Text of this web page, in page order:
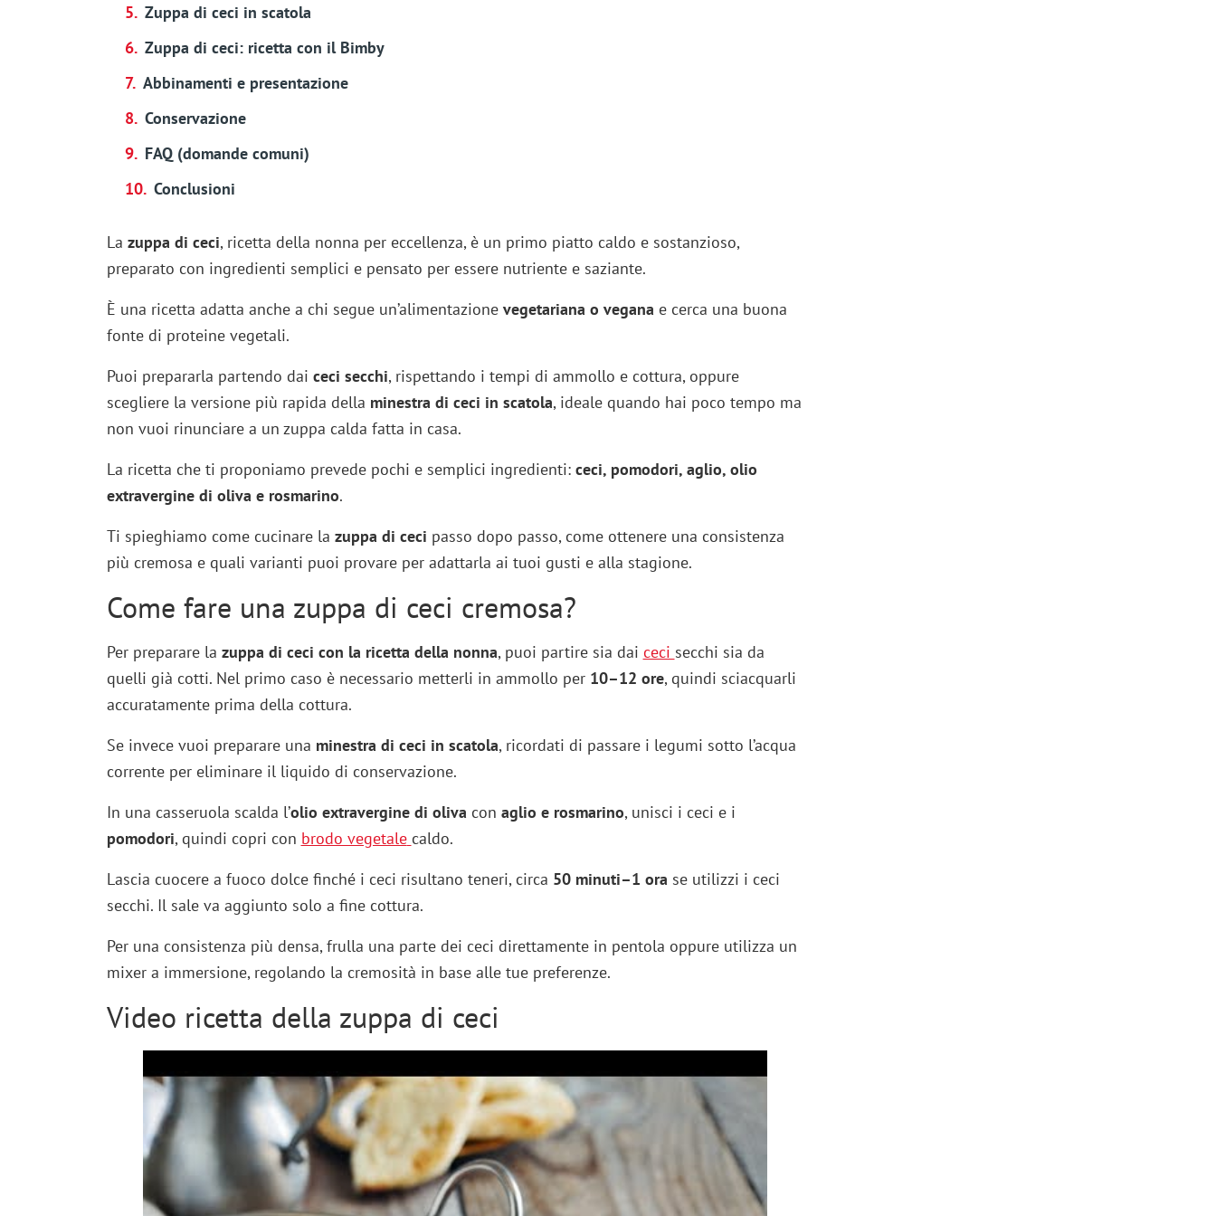
Zuppa di ceci in scatola
Zuppa di ceci: ricetta con il Bimby
Abbinamenti e presentazione
Conservazione
FAQ (domande comuni)
Conclusioni
La zuppa di ceci, ricetta della nonna per eccellenza, è un primo piatto caldo e sostanzioso,
preparato con ingredienti semplici e pensato per essere nutriente e saziante.
È una ricetta adatta anche a chi segue un’alimentazione vegetariana o vegana e cerca una buona
fonte di proteine vegetali.
Puoi prepararla partendo dai ceci secchi, rispettando i tempi di ammollo e cottura, oppure
scegliere la versione più rapida della minestra di ceci in scatola, ideale quando hai poco tempo ma
non vuoi rinunciare a un zuppa calda fatta in casa.
La ricetta che ti proponiamo prevede pochi e semplici ingredienti: ceci, pomodori, aglio, olio
extravergine di oliva e rosmarino.
Ti spieghiamo come cucinare la zuppa di ceci passo dopo passo, come ottenere una consistenza
più cremosa e quali varianti puoi provare per adattarla ai tuoi gusti e alla stagione.
Come fare una zuppa di ceci cremosa?
Per preparare la zuppa di ceci con la ricetta della nonna, puoi partire sia dai ceci secchi sia da
quelli già cotti. Nel primo caso è necessario metterli in ammollo per 10–12 ore, quindi sciacquarli
accuratamente prima della cottura.
Se invece vuoi preparare una minestra di ceci in scatola, ricordati di passare i legumi sotto l’acqua
corrente per eliminare il liquido di conservazione.
In una casseruola scalda l’olio extravergine di oliva con aglio e rosmarino, unisci i ceci e i
pomodori, quindi copri con brodo vegetale caldo.
Lascia cuocere a fuoco dolce finché i ceci risultano teneri, circa 50 minuti–1 ora se utilizzi i ceci
secchi. Il sale va aggiunto solo a fine cottura.
Per una consistenza più densa, frulla una parte dei ceci direttamente in pentola oppure utilizza un
mixer a immersione, regolando la cremosità in base alle tue preferenze.
Video ricetta della zuppa di ceci